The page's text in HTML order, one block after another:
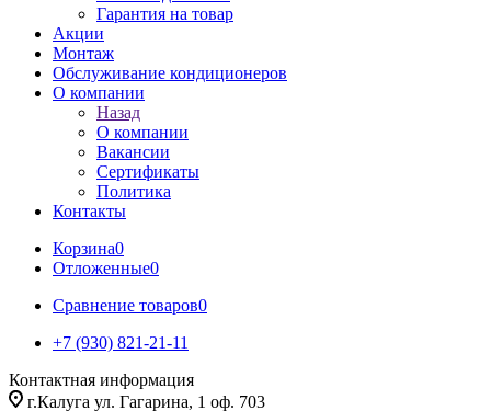
Гарантия на товар
Акции
Монтаж
Обслуживание кондиционеров
О компании
Назад
О компании
Вакансии
Сертификаты
Политика
Контакты
Корзина0
Отложенные0
Сравнение товаров0
+7 (930) 821-21-11
Контактная информация
г.Калуга ул. Гагарина, 1 оф. 703